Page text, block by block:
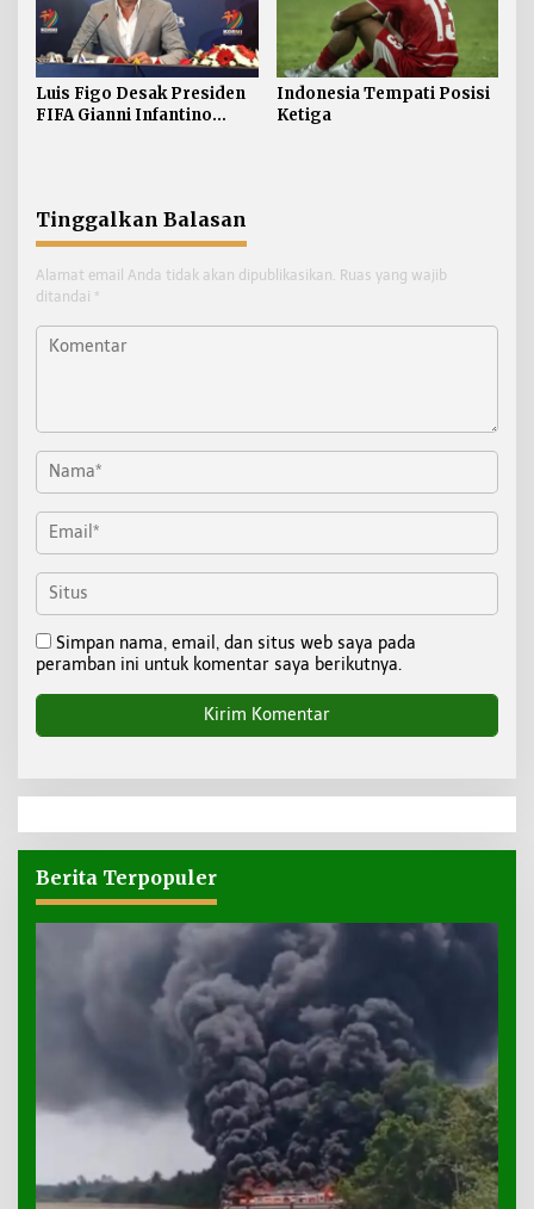
Luis Figo Desak Presiden
FIFA Gianni Infantino
Indonesia Tempati Posisi
Ketiga
Tinggalkan Balasan
Alamat email Anda tidak akan dipublikasikan. Ruas yang wajib
ditandai *
Simpan nama, email, dan situs web saya pada
peramban ini untuk komentar saya berikutnya.
Berita Terpopuler